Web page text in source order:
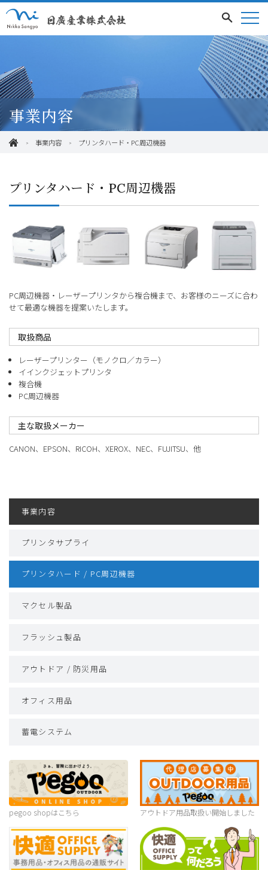
事業内容
事業内容 プリンタハード・PC周辺機器
プリンタハード・PC周辺機器
PC周辺機器・レーザープリンタから複合機まで、お客様のニーズに合わ
せて最適な機器を提案いたします。
取扱商品
レーザープリンター（モノクロ／カラー）
イインクジェットプリンタ
複合機
PC周辺機器
主な取扱メーカー
CANON、EPSON、RICOH、XEROX、NEC、FUJITSU、他
事業内容
プリンタサプライ
プリンタハード / PC周辺機器
マクセル製品
フラッシュ製品
アウトドア / 防災用品
オフィス用品
蓄電システム
pegoo shopはこちら アウトドア用品取扱い開始しました